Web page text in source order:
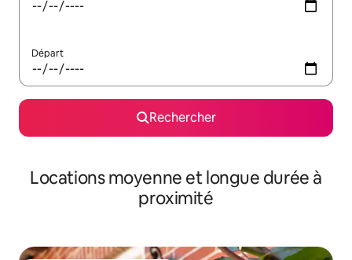
Départ
Rechercher
Locations moyenne et longue durée à
proximité